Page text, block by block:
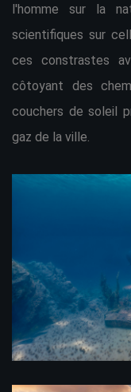
l'homme sur la
scientifiques sur
ces constrastes
côtoyant des
couchers de soleil
gaz de la ville.